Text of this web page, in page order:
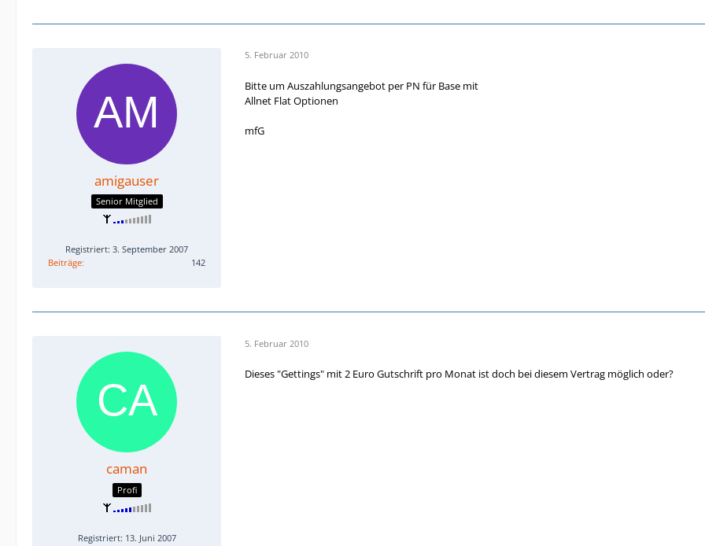
amigauser
Senior Mitglied
Registriert: 3. September 2007
Beiträge
142
5. Februar 2010
Bitte um Auszahlungsangebot per PN für Base mit
Allnet Flat Optionen
mfG
caman
Profi
Registriert: 13. Juni 2007
5. Februar 2010
Dieses "Gettings" mit 2 Euro Gutschrift pro Monat ist doch bei diesem Vertrag möglich oder?